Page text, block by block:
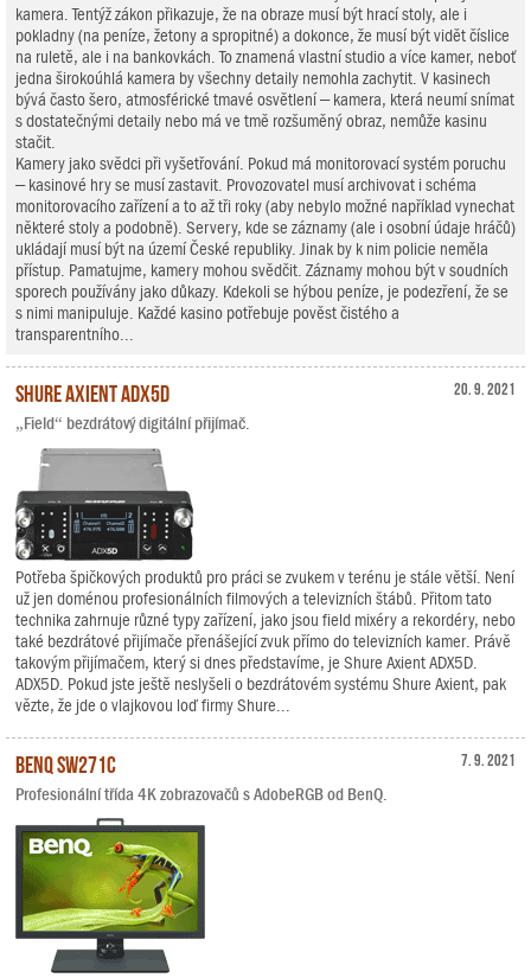
kamera. Tentýž zákon přikazuje, že na obraze musí být hrací stoly, ale i
pokladny (na peníze, žetony a spropitné) a dokonce, že musí být vidět číslice
na ruletě, ale i na bankovkách. To znamená vlastní studio a více kamer, neboť
jedna širokoúhlá kamera by všechny detaily nemohla zachytit. V kasinech
bývá často šero, atmosférické tmavé osvětlení – kamera, která neumí snímat
s dostatečnými detaily nebo má ve tmě rozšuměný obraz, nemůže kasinu
stačit.
Kamery jako svědci při vyšetřování. Pokud má monitorovací systém poruchu
– kasinové hry se musí zastavit. Provozovatel musí archivovat i schéma
monitorovacího zařízení a to až tři roky (aby nebylo možné například vynechat
některé stoly a podobně). Servery, kde se záznamy (ale i osobní údaje hráčů)
ukládají musí být na území České republiky. Jinak by k nim policie neměla
přístup. Pamatujme, kamery mohou svědčit. Záznamy mohou být v soudních
sporech používány jako důkazy. Kdekoli se hýbou peníze, je podezření, že se
s nimi manipuluje. Každé kasino potřebuje pověst čistého a
transparentního...
20. 9. 2021
Shure Axient ADX5D
„Field“ bezdrátový digitální přijímač.
Potřeba špičkových produktů pro práci se zvukem v terénu je stále větší. Není
už jen doménou profesionálních filmových a televizních štábů. Přitom tato
technika zahrnuje různé typy zařízení, jako jsou field mixéry a rekordéry, nebo
také bezdrátové přijímače přenášející zvuk přímo do televizních kamer. Právě
takovým přijímačem, který si dnes představíme, je Shure Axient ADX5D.
ADX5D. Pokud jste ještě neslyšeli o bezdrátovém systému Shure Axient, pak
vězte, že jde o vlajkovou loď firmy Shure...
7. 9. 2021
BenQ SW271C
Profesionální třída 4K zobrazovačů s AdobeRGB od BenQ.